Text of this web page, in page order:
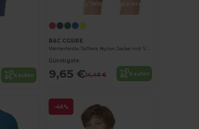
Kaufen
Jetzt konfigurieren!
B&C CGSIRE
Wetterfeste Taffeta Nylon Jacke mit Verstaubarer Kapuze
Günstigste:
9,65 €14,40 € Kaufen
-46%